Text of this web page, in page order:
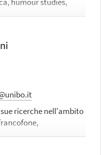
e interpretazione
ricerche nell'ambito
giuridica